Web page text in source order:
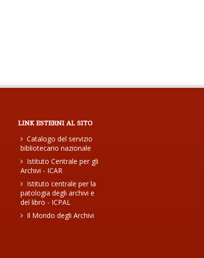
LINK ESTERNI AL SITO
Catalogo del servizio
bibliotecario nazionale
Istituto Centrale per gli
Archivi - ICAR
Istituto centrale per la
patologia degli archivi e
del libro - ICPAL
Il Mondo degli Archivi